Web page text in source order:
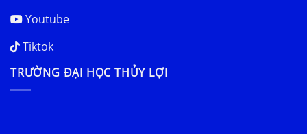
Youtube
Tiktok
TRƯỜNG ĐẠI HỌC THỦY LỢI